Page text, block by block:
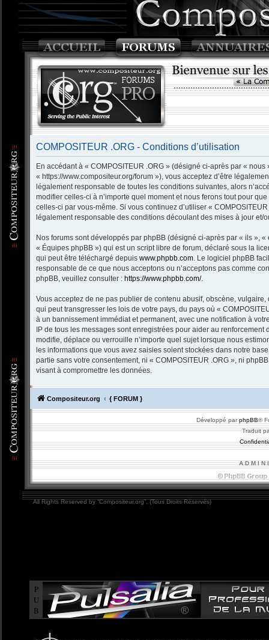
COMPOSITEUR .ORG - Conditions d’utilisation
En accédant à « COMPOSITEUR .ORG » (désigné ci-après par «
« https://www.compositeur.org/forum »), vous acceptez d’être
légalement responsable de toutes les conditions suivantes, alors
modifier celles-ci à n’importe quel moment et nous ferons tout pour
celles-ci par vous-même. Si vous continuez d’utiliser «
légalement responsable des conditions découlant des mises à jour et/
Nos forums sont développés par phpBB (désigné ci-après par « ils »,
« Équipes phpBB ») qui est un script libre de forum, déclaré sous la
qui peut être téléchargé depuis www.phpbb.com. Le logiciel phpBB
responsable de ce que nous acceptons ou n’acceptons pas comme
phpBB, veuillez consulter : https://www.phpbb.com/.
Vous acceptez de ne pas publier de contenu abusif, obscène,
qui peut transgresser les lois de votre pays, du pays où «
à un bannissement immédiat et permanent, avec une notification à
IP de tous les messages sont enregistrées pour aider au
modifie, déplace ou verrouille n’importe quel sujet lorsque nous
les informations que vous avez saisies soient stockées dans notre
partie sans votre consentement, ni « COMPOSITEUR .ORG », ni
visant à compromettre les données.
Compositeur.org { FORUM }
Développé parphpBB®
Traduit
A D M I N
All Rights Reserved by “Compositeur.org”. (Tous Droits Réservés)
P
U
B